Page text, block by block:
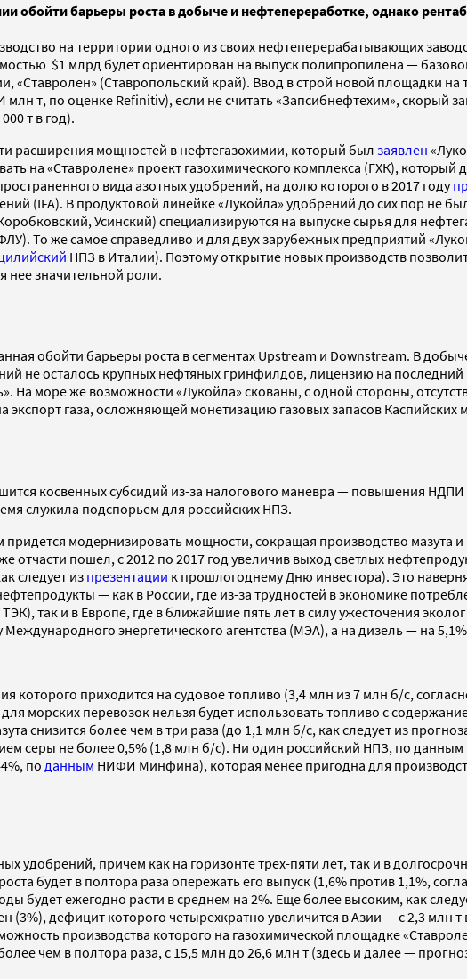
обойти барьеры роста в добыче и нефтепереработке, однако
на территории одного из своих нефтеперерабатывающих
$1 млрд будет ориентирован на выпуск полипропилена —
«Ставролен» (Ставропольский край). Ввод в строй новой площадки на
т, по оценке Refinitiv), если не считать «Запсибнефтехим», скорый
т в год).
расширения мощностей в нефтегазохимии, который был заявлен
на «Ставролене» проект газохимического комплекса (ГХК),
вида азотных удобрений, на долю которого в 2017 году
(IFA). В продуктовой линейке «Лукойла» удобрений до сих пор не
Усинский) специализируются на выпуске сырья для
То же самое справедливо и для двух зарубежных предприятий
НПЗ в Италии). Поэтому открытие новых производств
нее значительной роли.
обойти барьеры роста в сегментах Upstream и Downstream. В
не осталось крупных нефтяных гринфилдов, лицензию на
На море же возможности «Лукойла» скованы, с одной стороны,
экспорт газа, осложняющей монетизацию газовых запасов
косвенных субсидий из-за налогового маневра — повышения
служила подспорьем для российских НПЗ.
модернизировать мощности, сокращая производство мазута
пошел, с 2012 по 2017 год увеличив выход светлых
следует из презентации к прошлогоднему Дню инвестора). Это
— как в России, где из-за трудностей в экономике
так и в Европе, где в ближайшие пять лет в силу ужесточения
энергетического агентства (МЭА), а на дизель — на
которого приходится на судовое топливо (3,4 млн из 7 млн б/с,
морских перевозок нельзя будет использовать топливо с
снизится более чем в три раза (до 1,1 млн б/с, как следует из
серы не более 0,5% (1,8 млн б/с). Ни один российский НПЗ, по данным
по данным НИФИ Минфина), которая менее пригодна для
причем как на горизонте трех-пяти лет, так и в
будет в полтора раза опережать его выпуск (1,6% против 1,1%,
будет ежегодно расти в среднем на 2%. Еще более высоким, как
дефицит которого четырехкратно увеличится в Азии — с 2,3 млн т
производства которого на газохимической площадке
чем в полтора раза, с 15,5 млн до 26,6 млн т (здесь и далее —